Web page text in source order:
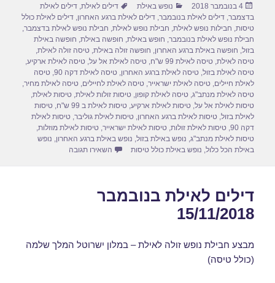
e
b
o
o
k
o
d
o
n
e
פורסם
בתאריך
4 בנובמבר 2018 קטגוריות
נופש באילת תגיות
דילים לאילת ,דילים לאילת
בדצמבר ,דילים לאילת בנובמבר ,דילים לאילת ברגע האחרון ,דילים לאילת כולל
טיסות חבילות נופש לאילת חבילת נופש לאילת חבילת נופש לאילת בדצמבר
חבילת נופש לאילת בנובמבר חופש באילת חופשה באילת חופשה באילת
בזול חופשה באילת ברגע האחרון חופשה זולה באילת ,טיסה זולה לאילת
טיסה לאילת ,טיסה לאילת 99 ש"ח ,טיסה לאילת אל על ,טיסה לאילת ארקיע
טיסה לאילת בזול ,טיסה לאילת ברגע האחרון ,טיסה לאילת דקה 90 ,טיסה
לאילת חיילים ,טיסה לאילת ישראייר ,טיסה לאילת לחיילים ,טיסה לאילת מחיר
טיסה לאילת מנתב"ג ,טיסה לאילת קופון ,טיסות זולות לאילת ,טיסות לאילת
טיסות לאילת אל על ,טיסות לאילת ארקיע ,טיסות לאילת ב 99 ש"ח ,טיסות
לאילת בזול ,טיסות לאילת ברגע האחרון ,טיסות לאילת גוליבר ,טיסות לאילת
דקה 90
,טיסות לאילת זולות ,טיסות לאילת ישראייר ,טיסות לאילת מוזלות
טיסות לאילת מנתב"ג נופש באילת בזול נופש באילת ברגע האחרון נופש
באילת הכל כלול נופש באילת כולל טיסות השאירו תגובה
דילים לאילת בנובמבר
15/11/2018
מבצע חבילת נופש זולה לאילת – במלון ישרוטל המלך שלמה
(כולל טיסה)